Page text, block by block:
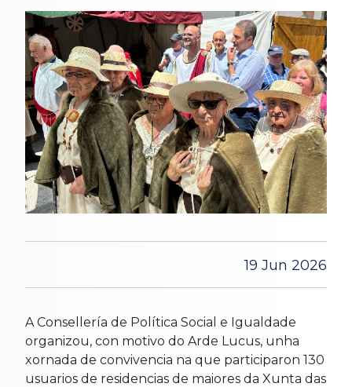
19 Jun 2026
A Consellería de Política Social e Igualdade
organizou, con motivo do Arde Lucus, unha
xornada de convivencia na que participaron 130
usuarios de residencias de maiores da Xunta das